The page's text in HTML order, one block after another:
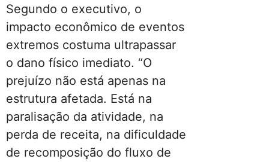
Segundo o executivo, o
impacto econômico de eventos
extremos costuma ultrapassar
o dano físico imediato. “O
prejuízo não está apenas na
estrutura afetada. Está na
paralisação da atividade, na
perda de receita, na dificuldade
de recomposição do fluxo de